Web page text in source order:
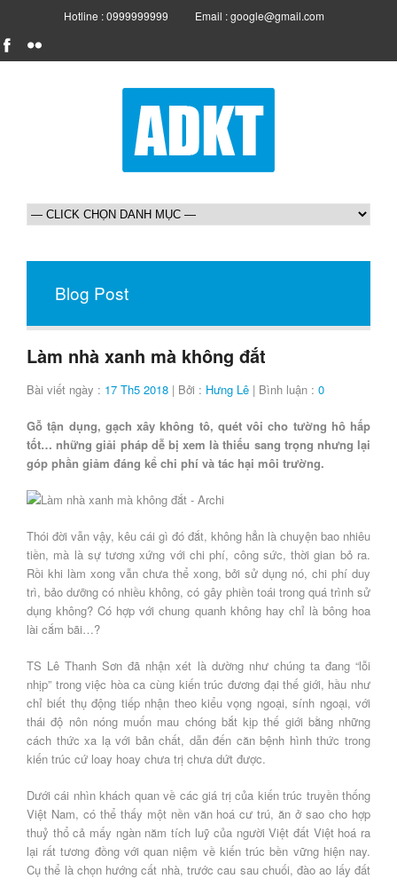
Hotline : 0999999999 Email : google@gmail.com
Blog Post
Làm nhà xanh mà không đắt
Bài viết ngày : 17 Th5 2018 | Bởi : Hưng Lê | Bình luận : 0
Gỗ tận dụng, gạch xây không tô, quét vôi cho tường hô hấp
tốt… những giải pháp dễ bị xem là thiếu sang trọng nhưng lại
góp phần giảm đáng kể chi phí và tác hại môi trường.
Thói đời vẫn vậy, kêu cái gì đó đắt, không hẳn là chuyện bao nhiêu
tiền, mà là sự tương xứng với chi phí, công sức, thời gian bỏ ra.
Rồi khi làm xong vẫn chưa thể xong, bởi sử dụng nó, chi phí duy
trì, bảo dưỡng có nhiều không, có gây phiền toái trong quá trình sử
dụng không? Có hợp với chung quanh không hay chỉ là bông hoa
lài cắm bãi…?
TS Lê Thanh Sơn đã nhận xét là dường như chúng ta đang “lỗi
nhịp” trong việc hòa ca cùng kiến trúc đương đại thế giới, hầu như
chỉ biết thụ động tiếp nhận theo kiểu vọng ngoại, sính ngoại, với
thái độ nôn nóng muốn mau chóng bắt kịp thế giới bằng những
cách thức xa lạ với bản chất, dẫn đến căn bệnh hình thức trong
kiến trúc cứ loay hoay chưa trị chưa dứt được.
Dưới cái nhìn khách quan về các giá trị của kiến trúc truyền thống
Việt Nam, có thể thấy một nền văn hoá cư trú, ăn ở sao cho hợp
thuỷ thổ cả mấy ngàn năm tích luỹ của người Việt đất Việt hoá ra
lại rất tương đồng với quan niệm về kiến trúc bền vững hiện nay.
Cụ thể là chọn hướng cất nhà, trước cau sau chuối, đào ao lấy đất